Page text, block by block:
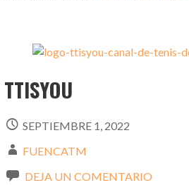
TTISYOU
SEPTIEMBRE 1, 2022
FUENCATM
DEJA UN COMENTARIO